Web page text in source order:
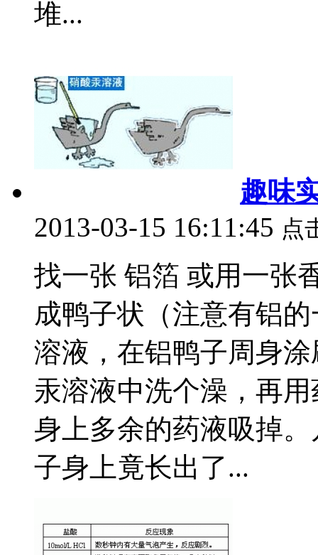
堆...
趣味
2013-03-15 16:11:45 点
找一张 铝箔 或用一张
成鸭子状（注意有铝
溶液，在铝鸭子周身
汞溶液中洗个澡，再
身上多余的药液吸掉
子身上竟长出了...